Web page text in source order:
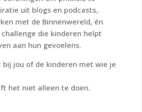
uit blogs en podcasts,
met de Binnenwereld, én
die kinderen helpt
aan hun gevoelens.
bij jou of de kinderen met wie je
het niet alleen te doen.